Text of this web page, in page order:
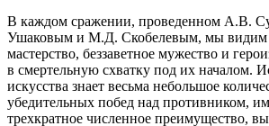
В каждом сражении, проведенном А.В.
Ушаковым и М.Д. Скобелевым, мы видим
мастерство, беззаветное мужество и
в смертельную схватку под их началом.
искусства знает весьма небольшое
убедительных побед над противником,
трехкратное численное преимущество,